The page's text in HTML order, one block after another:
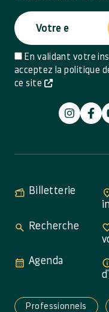
En validant votre
acceptez la politique
ce site
Billetterie
Recherche
Agenda
Professionnels